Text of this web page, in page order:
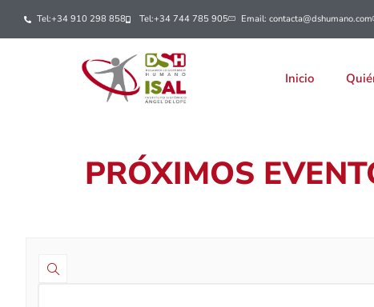
Tel:+34 910 298 858 Tel:+34 744 785 905 Email: contacta@dshumano.com
Inicio
PRÓXIMOS